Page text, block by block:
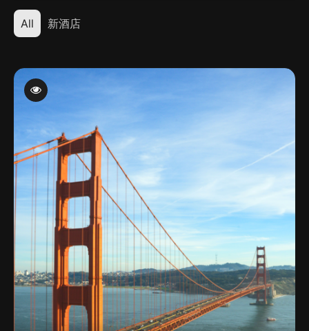
All 新酒店